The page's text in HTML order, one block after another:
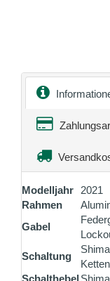
Modelljahr
2021
Rahmen
Gabel
Schaltung
Schalthebel